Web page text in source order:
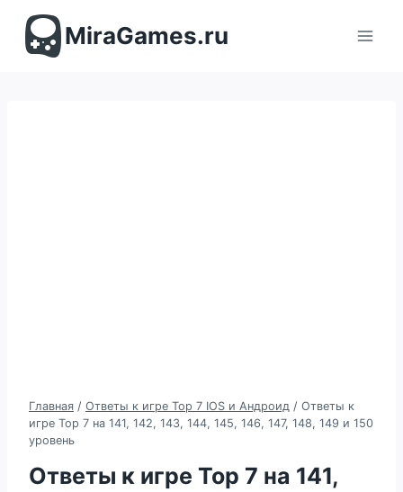
содержимомуMiraGames.ru
Главная / Ответы к игре Top 7 IOS и Андроид / Ответы к
игре Top 7 на 141, 142, 143, 144, 145, 146, 147, 148, 149 и 150
уровень
Ответы к игре Top 7 на 141,